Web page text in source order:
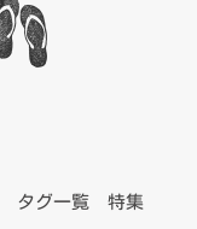
タグ一覧
特集